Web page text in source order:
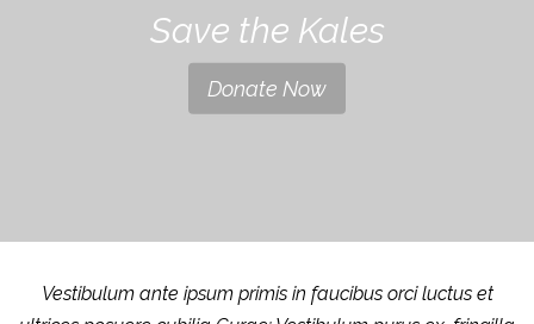
Save the Kales
Donate Now
Vestibulum ante ipsum primis in faucibus orci luctus et